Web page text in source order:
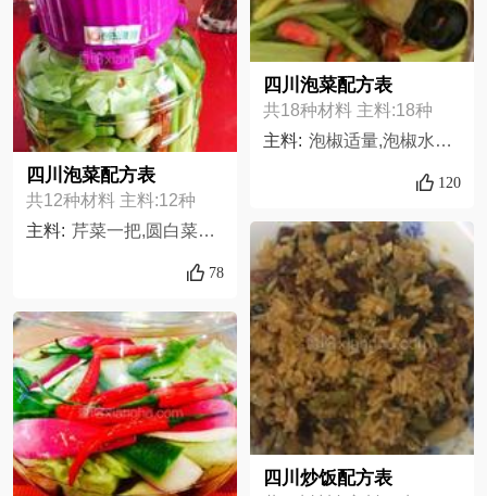
四川泡菜配方表
共12种材料 主料:12种
主料: 芹菜一把,圆白菜半个,胡萝卜1个,白萝卜1个,泡椒50克,新鲜蒜苔一把,盐适量,大蒜适量,白酒2瓶盖,冰糖适量,鲜姜适量,花椒大料桂皮适量
78
四川泡菜配方表
共18种材料 主料:18种
主料: 泡椒适量,泡椒水200毫升,大蒜适量,红心萝卜适量,凉开水2000毫升,小米辣适量,胡萝卜适量,西芹2根,生姜适量,柠檬1个,豇豆适量,莴笋1颗,白萝卜适量,青花椒适量,咸盐适量,高粱酒1瓶盖,白糖少量,八角5颗,
120
四川炒饭配方表